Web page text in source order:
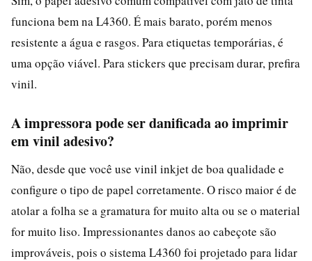
funciona bem na L4360. É mais barato, porém menos
resistente a água e rasgos. Para etiquetas temporárias, é
uma opção viável. Para stickers que precisam durar, prefira
vinil.
A impressora pode ser danificada ao imprimir
em vinil adesivo?
Não, desde que você use vinil inkjet de boa qualidade e
configure o tipo de papel corretamente. O risco maior é de
atolar a folha se a gramatura for muito alta ou se o material
for muito liso. Impressionantes danos ao cabeçote são
improváveis, pois o sistema L4360 foi projetado para lidar